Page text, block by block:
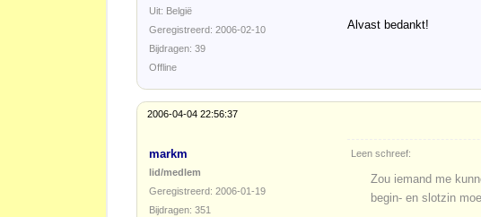
Uit: België
Geregistreerd: 2006-02-10
Bijdragen: 39
Alvast bedankt!
Offline
2006-04-04 22:56:37
markm
lid/medlem
Geregistreerd: 2006-01-19
Bijdragen: 351
Leen schreef:
Zou iemand me
begin- en slotzin